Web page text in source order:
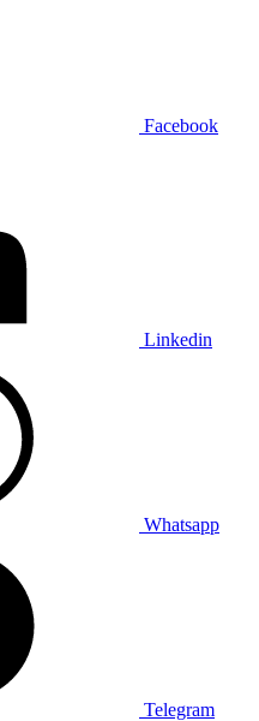
Facebook
Linkedin
Whatsapp
Telegram